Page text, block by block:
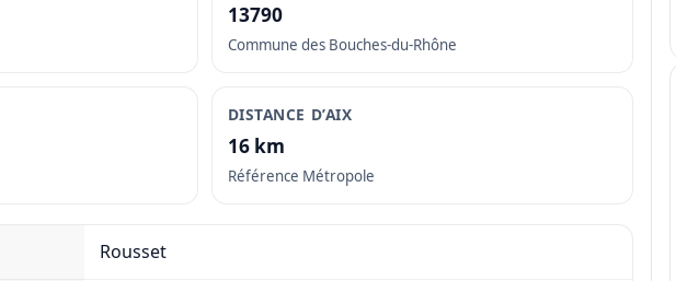
13790
Commune des Bouches-du-Rhône
DISTANCE D’AIX
16 km
Référence Métropole
Rousset